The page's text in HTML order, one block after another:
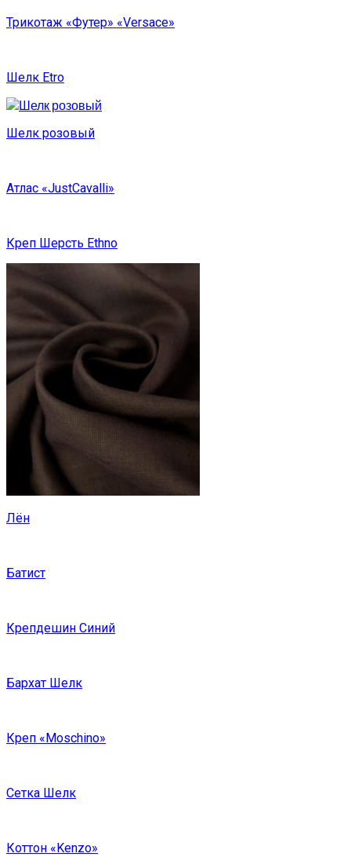
Трикотаж «Футер» «Versace»
Шелк Etro
Шелк розовый
Атлас «JustCavalli»
Креп Шерсть Ethno
Лён
Батист
Крепдешин Синий
Бархат Шелк
Креп «Moschino»
Сетка Шелк
Коттон «Kenzo»